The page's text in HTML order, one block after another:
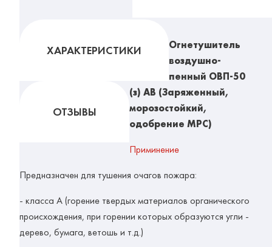
ХАРАКТЕРИСТИКИ
ОТЗЫВЫ
Огнетушитель
воздушно-
пенный ОВП-50
(з) АВ (Заряженный,
морозостойкий,
одобрение МРС)
Приминение
Предназначен для тушения очагов пожара:
- класса А (горение твердых материалов органического
происхождения, при горении которых образуются угли -
дерево, бумага, ветошь и т.д.)